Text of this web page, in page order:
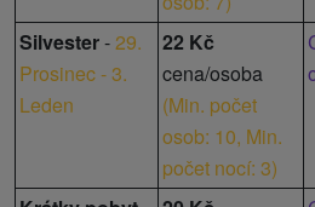
Silvester-29.
Prosinec - 3.
Leden
22 Kč
cena/osoba
(Min. počet
osob: 10, Min.
počet nocí: 3)